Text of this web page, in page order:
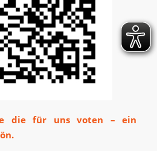
die für uns voten – ein